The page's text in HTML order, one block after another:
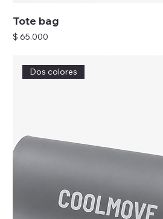
Tote bag
Precio
$ 65.000
Dos colores